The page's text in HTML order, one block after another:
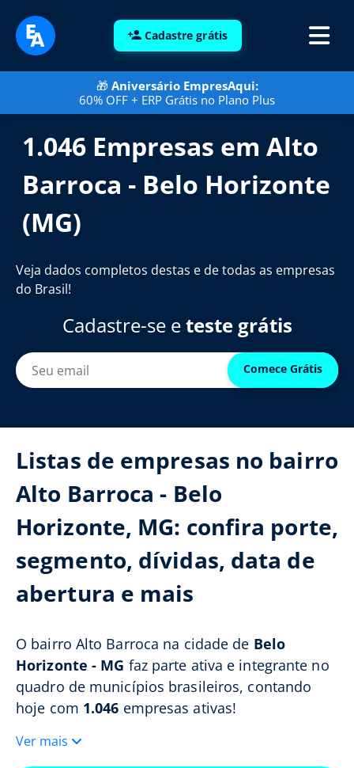
Cadastre grátis
🎁 Aniversário EmpresAqui:
60% OFF + ERP Grátis no Plano Plus
1.046 Empresas em Alto
Barroca - Belo Horizonte
(MG)
Veja dados completos destas e de todas as empresas
do Brasil!
Cadastre-se eteste grátis
Comece Grátis
Listas de empresas no bairro
Alto Barroca - Belo
Horizonte, MG: confira porte,
segmento, dívidas, data de
abertura e mais
O bairro Alto Barroca na cidade de Belo
Horizonte - MG faz parte ativa e integrante no
quadro de municípios brasileiros, contando
hoje com 1.046 empresas ativas!
Ver mais